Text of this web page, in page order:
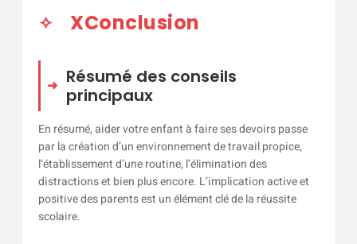
XConclusion
Résumé des conseils
principaux
En résumé, aider votre enfant à faire ses devoirs passe
par la création d’un environnement de travail propice,
l’établissement d’une routine, l’élimination des
distractions et bien plus encore. L’implication active et
positive des parents est un élément clé de la réussite
scolaire.